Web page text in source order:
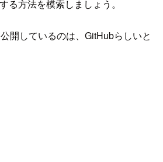
る方法を模索しましょう。
開しているのは、GitHubらしいと